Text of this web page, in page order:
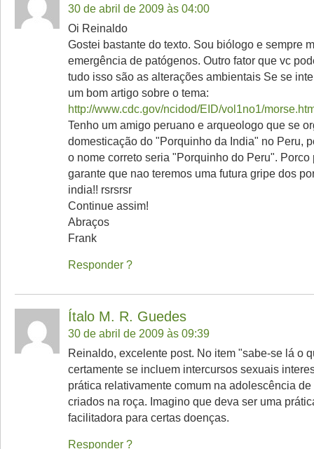
30 de abril de 2009 às 04:00
Oi Reinaldo
Gostei bastante do texto. Sou biólogo e sempre
emergência de patógenos. Outro fator que vc
tudo isso são as alterações ambientais Se se
um bom artigo sobre o tema:
http://www.cdc.gov/ncidod/EID/vol1no1/
Tenho um amigo peruano e arqueologo que se
domesticação do "Porquinho da India" no Peru,
o nome correto seria "Porquinho do Peru". Porco
garante que nao teremos uma futura gripe dos
india!! rsrsrsr
Continue assim!
Abraços
Frank
Responder
Ítalo M. R. Guedes
30 de abril de 2009 às 09:39
Reinaldo, excelente post. No item "sabe-se lá o
certamente se incluem intercursos sexuais
prática relativamente comum na adolescência
criados na roça. Imagino que deva ser uma
facilitadora para certas doenças.
Responder